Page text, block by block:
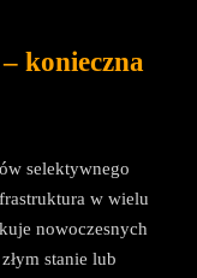
konieczna
selektywnego
w wielu
nowoczesnych
stanie lub